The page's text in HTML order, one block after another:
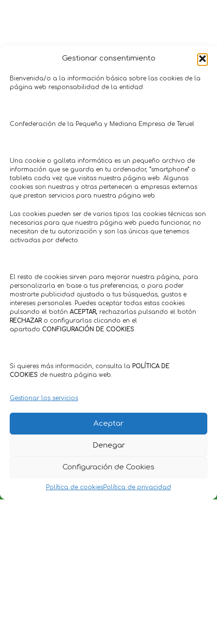
Gestionar consentimiento
Bienvenida/o a la información básica sobre las cookies de la
página web responsabilidad de la entidad:
Confederación de la Pequeña y Mediana Empresa de Teruel
Una cookie o galleta informática es un pequeño archivo de
información que se guarda en tu ordenador, “smartphone” o
tableta cada vez que visitas nuestra página web. Algunas
cookies son nuestras y otras pertenecen a empresas externas
que prestan servicios para nuestra página web.
Las cookies pueden ser de varios tipos: las cookies técnicas son
necesarias para que nuestra página web pueda funcionar, no
necesitan de tu autorización y son las únicas que tenemos
activadas por defecto.
El resto de cookies sirven para mejorar nuestra página, para
personalizarla en base a tus preferencias, o para poder
mostrarte publicidad ajustada a tus búsquedas, gustos e
intereses personales. Puedes aceptar todas estas cookies
pulsando el botón ACEPTAR, rechazarlas pulsando el botón
RECHAZARo configurarlas clicando en el
apartado CONFIGURACIÓN DE COOKIES.
Si quieres más información, consulta la POLÍTICA DE
COOKIES de nuestra página web.
Gestionar los servicios
Aceptar
Denegar
Configuración de Cookies
Política de cookiesPolítica de privacidad
CALAMOCHA
Moda • Complementos
Zapatería Paso a Paso
Hasta: 18/08/2026
TERUEL